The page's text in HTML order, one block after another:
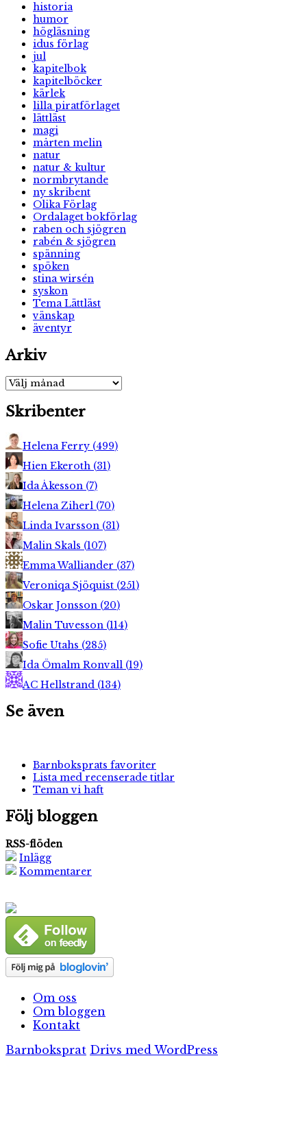
historia
humor
högläsning
idus förlag
jul
kapitelbok
kapitelböcker
kärlek
lilla piratförlaget
lättläst
magi
mårten melin
natur
natur & kultur
normbrytande
ny skribent
Olika Förlag
Ordalaget bokförlag
raben och sjögren
rabén & sjögren
spänning
spöken
stina wirsén
syskon
Tema Lättläst
vänskap
äventyr
Arkiv
Arkiv
Skribenter
Helena Ferry (499)
Hien Ekeroth (31)
Ida Åkesson (7)
Helena Ziherl (70)
Linda Ivarsson (31)
Malin Skals (107)
Emma Walliander (37)
Veroniqa Sjöquist (251)
Oskar Jonsson (20)
Malin Tuvesson (114)
Sofie Utahs (285)
Ida Ömalm Ronvall (19)
AC Hellstrand (134)
Se även
Barnboksprats favoriter
Lista med recenserade titlar
Teman vi haft
Följ bloggen
RSS-flöden
Inlägg
Kommentarer
Om oss
Om bloggen
Kontakt
Barnboksprat Drivs med WordPress